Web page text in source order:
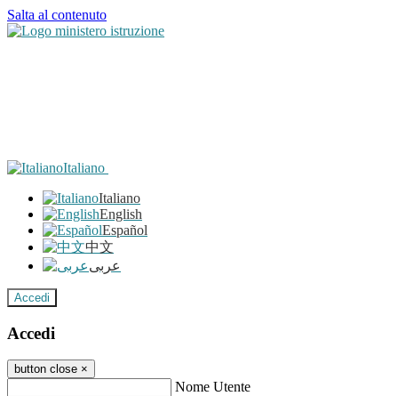
Salta al contenuto
Italiano
Italiano
English
Español
中文
عربى
Accedi
Accedi
button close ×
Nome Utente